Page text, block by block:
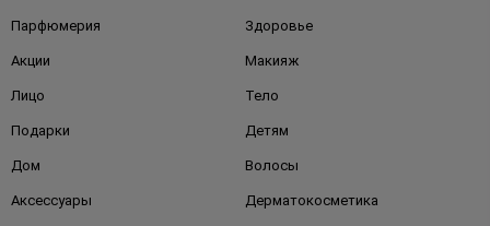
Парфюмерия Здоровье
Акции Макияж
Лицо Тело
Подарки Детям
Дом Волосы
Аксессуары Дерматокосметика